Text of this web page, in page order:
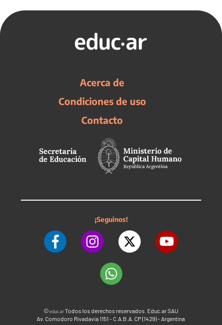
Acerca de
Condiciones de uso
Contacto
¡Seguinos!
©educ.arTodos los derechos reservados. Educ.ar SAU
Av. Comodoro Rivadavia 1151 - C.A.B.A. CP (1429) - Argentina